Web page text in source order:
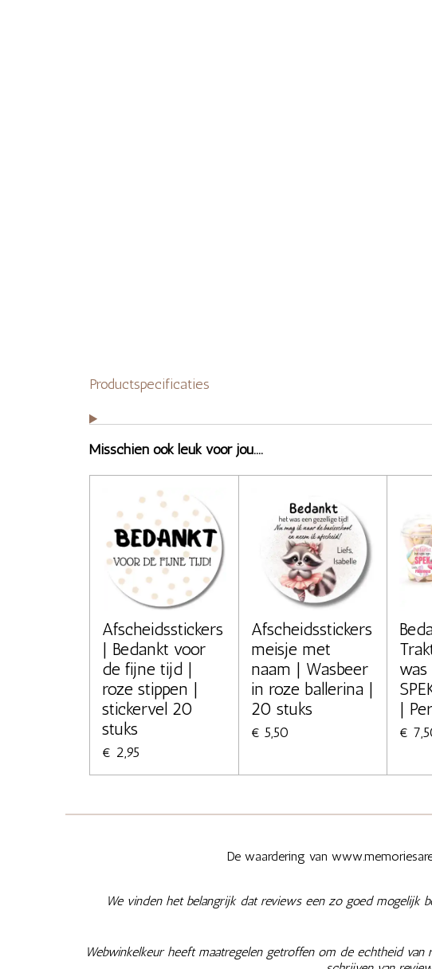
Productspecificaties
Misschien ook leuk voor jou....
Afscheidsstickers
| Bedankt voor
de fijne tijd |
roze stippen |
stickervel 20
stuks
€ 2,95
Afscheidsstickers
meisje met
naam | Wasbeer
in roze ballerina |
20 stuks
€ 5,50
was
|
€
De waardering van
We vinden het belangrijk dat reviews een zo goed mogelijk
Webwinkelkeur heeft maatregelen getroffen om de echtheid